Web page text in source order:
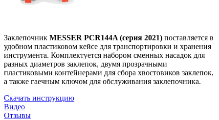
Заклепочник MESSER PCR144A (серия 2021) поставляется в
удобном пластиковом кейсе для транспортировки и хранения
инструмента. Комплектуется набором сменных насадок для
разных диаметров заклепок, двумя прозрачными
пластиковыми контейнерами для сбора хвостовиков заклепок,
а также гаечным ключом для обслуживания заклепочника.
Скачать инструкцию
Видео
Отзывы